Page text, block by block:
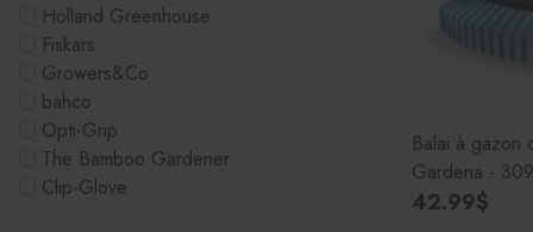
Holland Greenhouse
Fiskars
Growers&Co
bahco
Opti-Grip
The Bamboo Gardener
Clip-Glove
Balai à gazon
Gardena -
42.99$